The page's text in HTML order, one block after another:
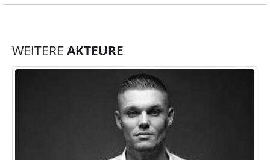
WEITERE AKTEURE